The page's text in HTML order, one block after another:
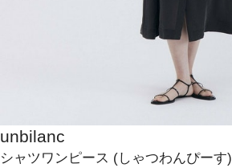
unbilanc
シャツワンピース (しゃつわんぴーす)